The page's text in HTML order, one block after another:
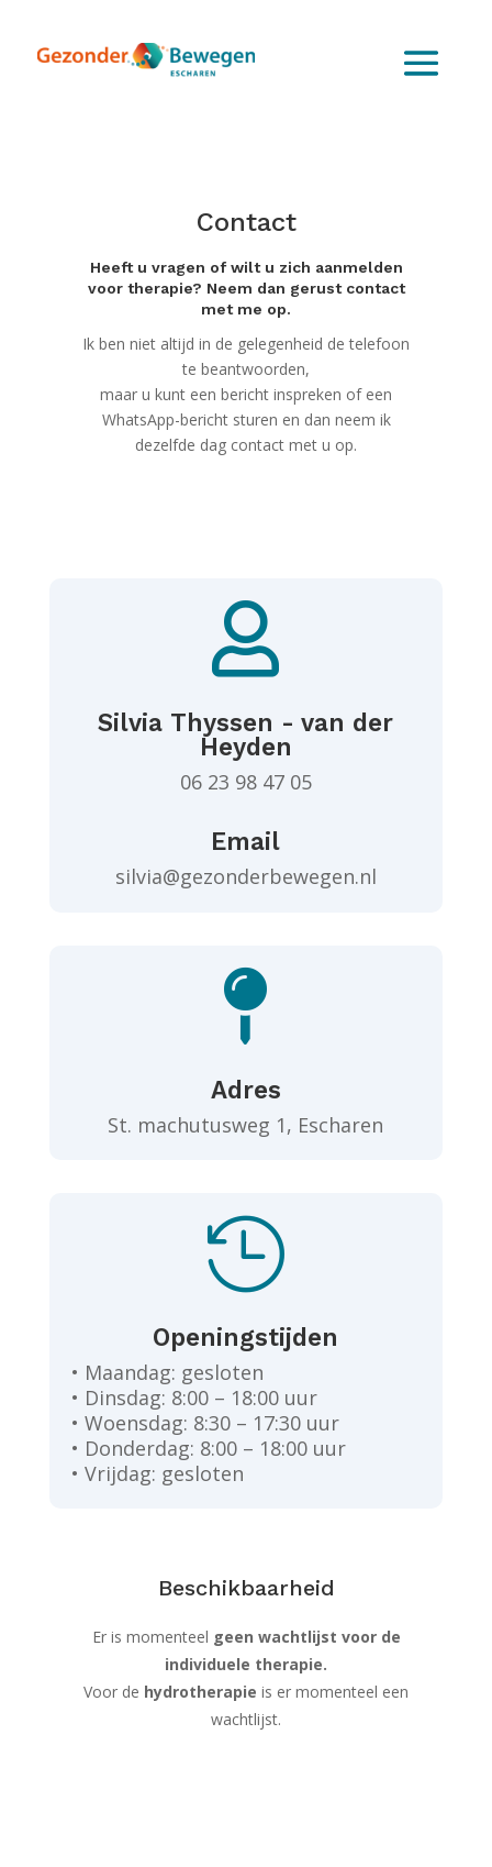
Contact
Heeft u vragen of wilt u zich aanmelden
voor therapie? Neem dan gerust contact
met me op.
Ik ben niet altijd in de gelegenheid de telefoon
te beantwoorden,
maar u kunt een bericht inspreken of een
WhatsApp-bericht sturen en dan neem ik
dezelfde dag contact met u op.

Silvia Thyssen - van der
Heyden
06 23 98 47 05
Email
silvia@gezonderbewegen.nl

Adres
St. machutusweg 1, Escharen

Openingstijden
• Maandag: gesloten
• Dinsdag: 8:00 – 18:00 uur
• Woensdag: 8:30 – 17:30 uur
• Donderdag: 8:00 – 18:00 uur
• Vrijdag: gesloten
Beschikbaarheid
Er is momenteel geen wachtlijst voor de
individuele therapie.
Voor de hydrotherapie is er momenteel een
wachtlijst.